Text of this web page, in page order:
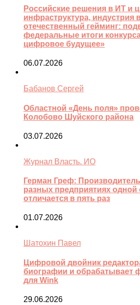
Российские решения в ИТ и
инфраструктура, индустрия
отечественный гейминг:
федеральные итоги
цифровое будущее»
06.07.2026
Бабанов Сергей
Областной «День поля»
Колобово Шуйского района
03.07.2026
Журнал Власть. ИО
Герман Греф:
разных предприятиях одной
отличается в пять раз
01.07.2026
Шатохин Павел
Цифровой двойник
биографии и обрабатывает
для Wink
29.06.2026